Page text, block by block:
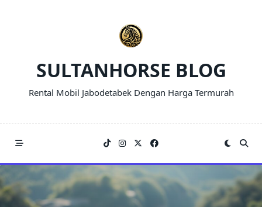
SULTANHORSE BLOG
Rental Mobil Jabodetabek Dengan Harga Termurah